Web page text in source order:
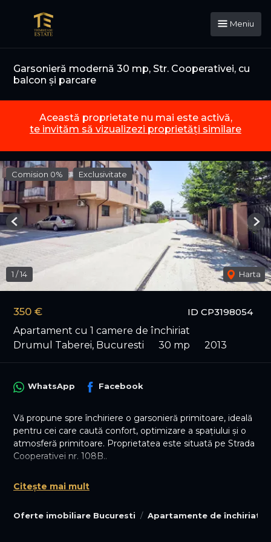
Meniu
Garsonieră modernă 30 mp, Str. Cooperativei, cu
balcon și parcare
Această proprietate nu mai este activă,
te invităm să vizualizezi proprietăți similare
ID CP3198054
350 €
Apartament cu 1 camere de închiriat
Drumul Taberei, Bucuresti
30 mp 2013
Comision 0% Exclusivitate
1 /14 Harta
Previous
Oferte imobiliare Bucuresti Apartamente de închiriat
WhatsApp Facebook
Vă propune spre închiriere o garsonieră primitoare, ideală
pentru cei care caută confort, optimizare a spațiului și o
atmosferă primitoare. Proprietatea este situată pe Strada
Cooperativei nr. 108B..
utilă de 30 mp și se închiriază complet mobilată și utilată,
Citește mai mult